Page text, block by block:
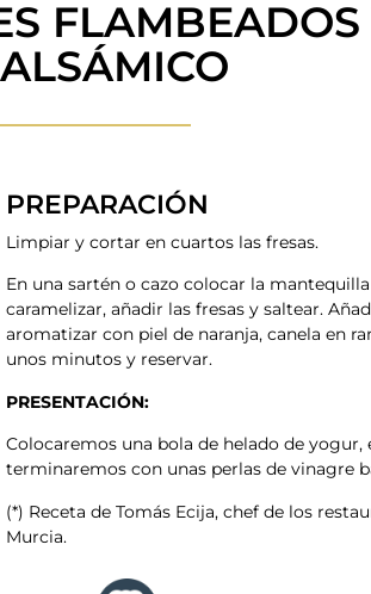
FLAMBEADOS
PREPARACIÓN​
Limpiar y cortar en cuartos las fresas.
En una sartén o cazo colocar la
caramelizar, añadir las fresas y saltear.
aromatizar con piel de naranja, canela en
unos minutos y reservar.
PRESENTACIÓN:
Colocaremos una bola de helado de yogur,
terminaremos con unas perlas de vinagre
(*) Receta de Tomás Ecija, chef de los
Murcia.